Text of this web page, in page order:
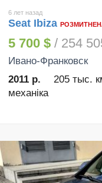
6 лет назад
Seat Ibiza
5 700 $ / 254
Ивано-Франковск
2011 р.
205 тыс.
механіка